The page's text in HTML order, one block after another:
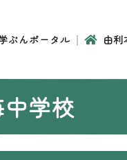
ぶんポータル 由
学校